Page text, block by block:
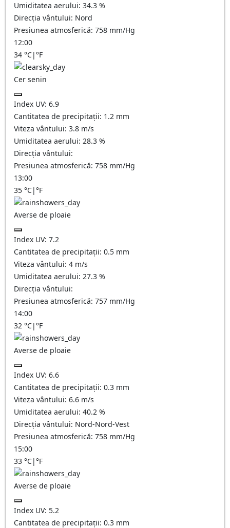
Umiditatea aerului: 34.3 %
Direcția vântului: Nord
Presiunea atmosferică: 758 mm/Hg
12:00
34 °C|°F
Cer senin
Index UV: 6.9
Cantitatea de precipitații: 1.2 mm
Viteza vântului: 3.8 m/s
Umiditatea aerului: 28.3 %
Direcția vântului:
Presiunea atmosferică: 758 mm/Hg
13:00
35 °C|°F
Averse de ploaie
Index UV: 7.2
Cantitatea de precipitații: 0.5 mm
Viteza vântului: 4 m/s
Umiditatea aerului: 27.3 %
Direcția vântului:
Presiunea atmosferică: 757 mm/Hg
14:00
32 °C|°F
Averse de ploaie
Index UV: 6.6
Cantitatea de precipitații: 0.3 mm
Viteza vântului: 6.6 m/s
Umiditatea aerului: 40.2 %
Direcția vântului: Nord-Nord-Vest
Presiunea atmosferică: 758 mm/Hg
15:00
33 °C|°F
Averse de ploaie
Index UV: 5.2
Cantitatea de precipitații: 0.3 mm